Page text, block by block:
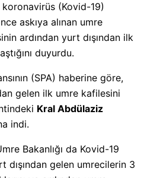
(Kovid-19)
askıya alınan umre
ardından yurt dışından ilk
duyurdu.
(SPA) haberine göre,
gelen ilk umre kafilesini
Kral Abdülaziz
indi.
Bakanlığı da Kovid-19
dışından gelen umrecilerin 3